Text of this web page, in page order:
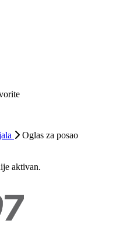
Oglas za posao
aktivan.